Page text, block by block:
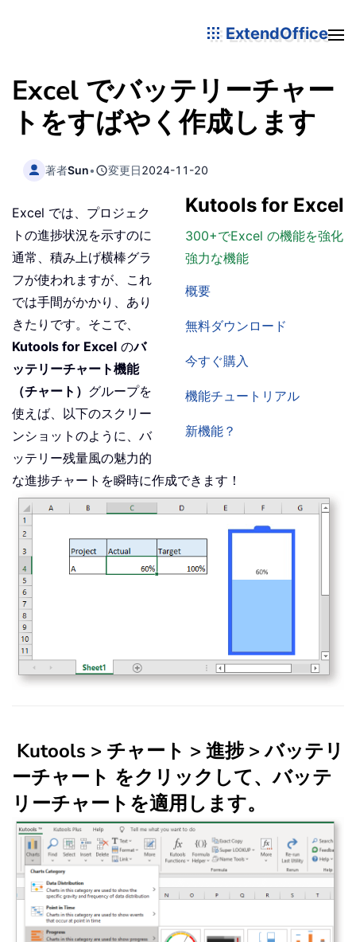
ExtendOffice
Excel でバッテリーチャー
トをすばやく作成します
著者Sun• 変更日2024-11-20
Kutools for Excel
300+でExcel の機能を強化
強力な機能
概要
無料ダウンロード
今すぐ購入
機能チュートリアル
新機能？
Excel では、プロジェク
トの進捗状況を示すのに
通常、積み上げ横棒グラ
フが使われますが、これ
では手間がかかり、あり
きたりです。そこで、
Kutools for Excel のバ
ッテリーチャート機能
（チャート） グループを
使えば、以下のスクリー
ンショットのように、バ
ッテリー残量風の魅力的
な進捗チャートを瞬時に作成できます！
Kutools > チャート > 進捗 > バッテリ
ーチャート をクリックして、バッテ
リーチャートを適用します。